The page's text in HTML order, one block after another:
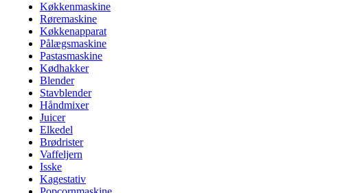
Køkkenmaskine
Røremaskine
Køkkenapparat
Pålægsmaskine
Pastasmaskine
Kødhakker
Blender
Stavblender
Håndmixer
Juicer
Elkedel
Brødrister
Vaffeljern
Isske
Kagestativ